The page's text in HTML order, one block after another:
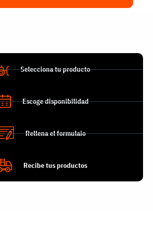
Selecciona tu producto
Escoge disponibilidad
Rellena el formulaio
Recibe tus productos